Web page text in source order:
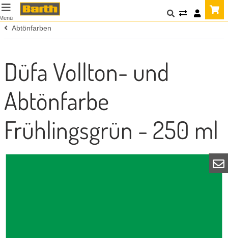
Abtönfarben
Düfa Vollton- und
Abtönfarbe
Frühlingsgrün - 250 ml